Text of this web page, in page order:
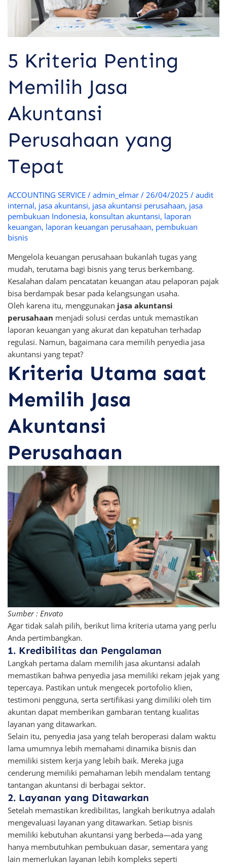
5 Kriteria Penting
Memilih Jasa
Akuntansi
Perusahaan yang
Tepat
ACCOUNTING SERVICE/ admin_elmar / 26/04/2025 / audit
internal, jasa akuntansi, jasa akuntansi perusahaan, jasa
pembukuan Indonesia, konsultan akuntansi, laporan
keuangan, laporan keuangan perusahaan, pembukuan
bisnis
Mengelola keuangan perusahaan bukanlah tugas yang
mudah, terutama bagi bisnis yang terus berkembang.
Kesalahan dalam pencatatan keuangan atau pelaporan pajak
bisa berdampak besar pada kelangsungan usaha.
Oleh karena itu, menggunakan jasa akuntansi
perusahaan menjadi solusi cerdas untuk memastikan
laporan keuangan yang akurat dan kepatuhan terhadap
regulasi. Namun, bagaimana cara memilih penyedia jasa
akuntansi yang tepat?
Kriteria Utama saat
Memilih Jasa
Akuntansi
Perusahaan
Sumber : Envato
Agar tidak salah pilih, berikut lima kriteria utama yang perlu
Anda pertimbangkan.
1. Kredibilitas dan Pengalaman
Langkah pertama dalam memilih jasa akuntansi adalah
memastikan bahwa penyedia jasa memiliki rekam jejak yang
tepercaya. Pastikan untuk mengecek portofolio klien,
testimoni pengguna, serta sertifikasi yang dimiliki oleh tim
akuntan dapat memberikan gambaran tentang kualitas
layanan yang ditawarkan.
Selain itu, penyedia jasa yang telah beroperasi dalam waktu
lama umumnya lebih memahami dinamika bisnis dan
memiliki sistem kerja yang lebih baik. Mereka juga
cenderung memiliki pemahaman lebih mendalam tentang
tantangan akuntansi di berbagai sektor.
2. Layanan yang Ditawarkan
Setelah memastikan kredibilitas, langkah berikutnya adalah
mengevaluasi layanan yang ditawarkan. Setiap bisnis
memiliki kebutuhan akuntansi yang berbeda—ada yang
hanya membutuhkan pembukuan dasar, sementara yang
lain memerlukan layanan lebih kompleks seperti